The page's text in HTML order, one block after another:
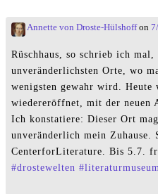
Annette von Droste-Hülshoffon
Rüschhaus, so schrieb ich
unveränderlichsten Orte, wo
wenigsten gewahr wird. Heute
wiedereröffnet, mit der neuen
Ich konstatiere: Dieser Ort
unveränderlich mein Zuhause.
CenterforLiterature. Bis 5.7.
#drostewelten #literaturmuseum